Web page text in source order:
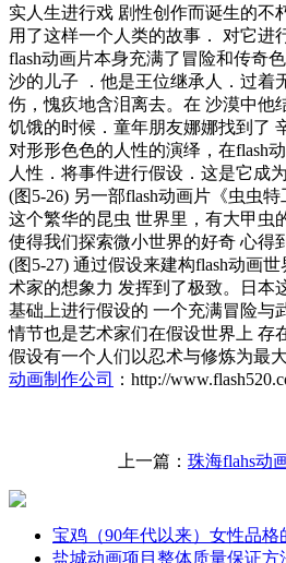
实人生进行戏 剧性创作而诞生的
用了这样一个人类的故事． 对它进
flash动画片本身充满了冒险和传奇
沙的儿子 ．他是王位继承人．过着
伤，愧疚地含泪离去。在 沙漠中
饥饿的时候．童年朋友娜娜找到了
对形形色色的人性的演绎，在flash
人性．将事件进行假设．这是它成
(图5-26) 另一部flash动画片《虫虫
这个繁华的昆虫 世界里，有大甲虫
使得我们探索微小世界的好奇 心得
(图5-27) 通过假设来建构flash动画
术家的想象力 发挥到了极致。日本
基础上进行假设的 一个充满冒险与
情节也是艺术家们在假设世界上 存
假设有一个人们以忍术与修炼为最
动画制作公司
：http://
上一篇： 珠海flahs动
宝鸡（90年代以来）女性品格
盐城动画项目整体质量保证方